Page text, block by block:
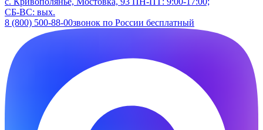
СБ-ВС: вых.
8 (800) 500-88-00звонок по России бесплатный